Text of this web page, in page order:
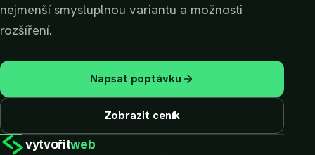
nejmenší smysluplnou variantu a možnosti
rozšíření.
Napsat poptávku
Zobrazit ceník
vytvořitweb